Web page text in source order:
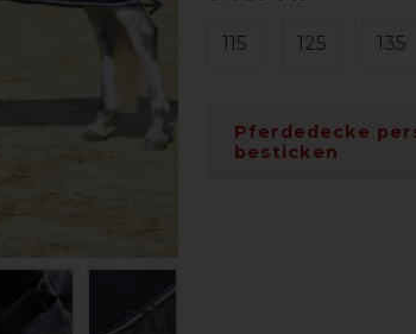
115 125 135
Pferdedecke
besticken